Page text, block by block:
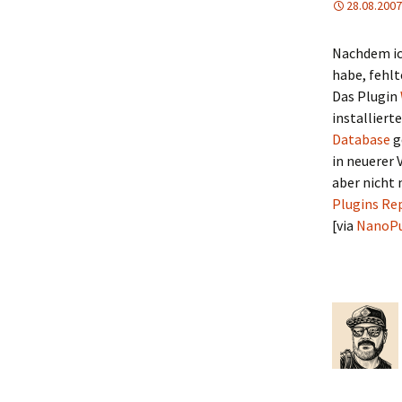
28.08.2007
Nachdem
habe,
Das Plugin
Database
in neuerer
aber nicht
Plugins
[via